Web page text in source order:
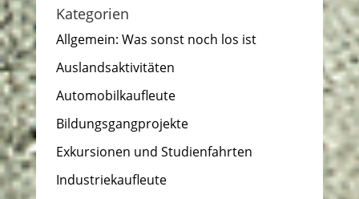
Kategorien
Allgemein: Was sonst noch los ist
Auslandsaktivitäten
Automobilkaufleute
Bildungsgangprojekte
Exkursionen und Studienfahrten
Industriekaufleute